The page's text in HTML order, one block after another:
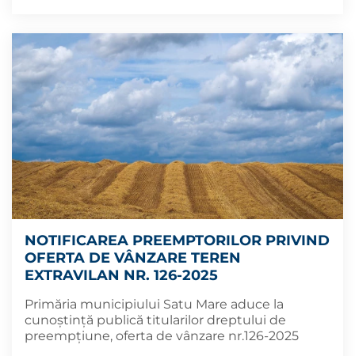
NOTIFICAREA PREEMPTORILOR PRIVIND
OFERTA DE VÂNZARE TEREN
EXTRAVILAN NR. 126-2025
Primăria municipiului Satu Mare aduce la
cunoștință publică titularilor dreptului de
preempțiune, oferta de vânzare nr.126-2025